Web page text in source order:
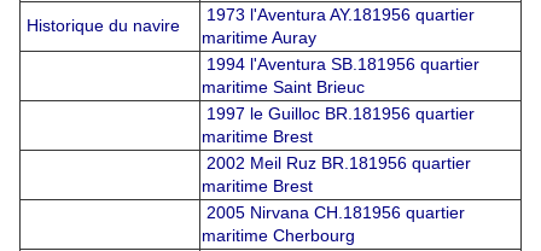
Historique du navire
1973 l'Aventura AY.181956 quartier
maritime Auray
1994 l'Aventura SB.181956 quartier
maritime Saint Brieuc
1997 le Guilloc BR.181956 quartier
maritime Brest
2002 Meil Ruz BR.181956 quartier
maritime Brest
2005 Nirvana CH.181956 quartier
maritime Cherbourg